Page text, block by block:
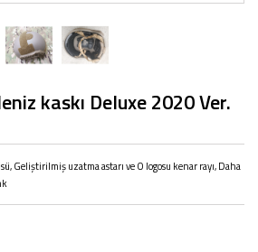
kaskı Deluxe 2020 Ver.
Geliştirilmiş uzatma astarı ve O logosu kenar rayı, Daha